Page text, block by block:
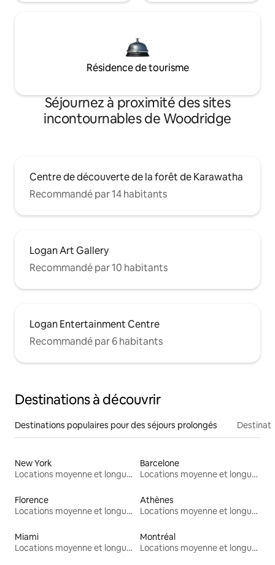
Résidence de tourisme
Séjournez à proximité des sites
incontournables de Woodridge
Centre de découverte de la forêt de Karawatha
Recommandé par 14 habitants
Logan Art Gallery
Recommandé par 10 habitants
Logan Entertainment Centre
Recommandé par 6 habitants
Destinations à découvrir
Destinations populaires pour des séjours prolongés
New York
Locations moyenne et longue durée
Barcelone
Locations moyenne et longue durée
Florence
Locations moyenne et longue durée
Athènes
Locations moyenne et longue durée
Miami
Locations moyenne et longue durée
Montréal
Locations moyenne et longue durée